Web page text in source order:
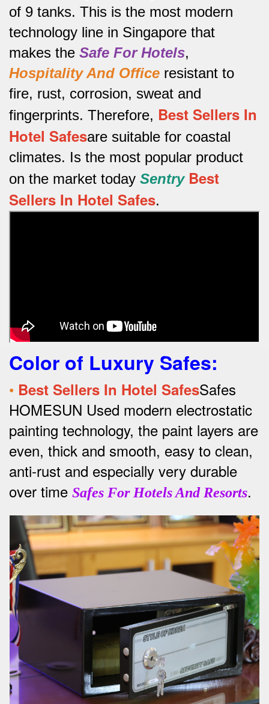
of 9 tanks. This is the most modern
technology line in Singapore that
makes the Safe For Hotels,
Hospitality And Office resistant to
fire, rust, corrosion, sweat and
fingerprints. Therefore, Best Sellers In
Hotel Safesare suitable for coastal
climates. Is the most popular product
on the market today Sentry Best
Sellers In Hotel Safes.
Color of Luxury Safes:
• Best Sellers In Hotel SafesSafes
HOMESUN Used modern electrostatic
painting technology, the paint layers are
even, thick and smooth, easy to clean,
anti-rust and especially very durable
over time Safes For Hotels And Resorts.